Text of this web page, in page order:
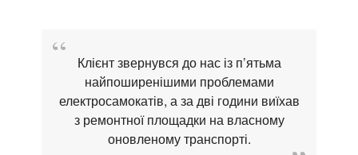
Клієнт звернувся до нас із п’ятьма
найпоширенішими проблемами
електросамокатів, а за дві години виїхав
з ремонтної площадки на власному
оновленому транспорті.